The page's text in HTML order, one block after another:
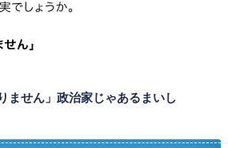
ません」政治家じゃあるまいし